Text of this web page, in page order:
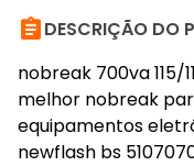
DESCRIÇÃO DO
nobreak 700va 115/
melhor nobreak
equipamentos
newflash bs